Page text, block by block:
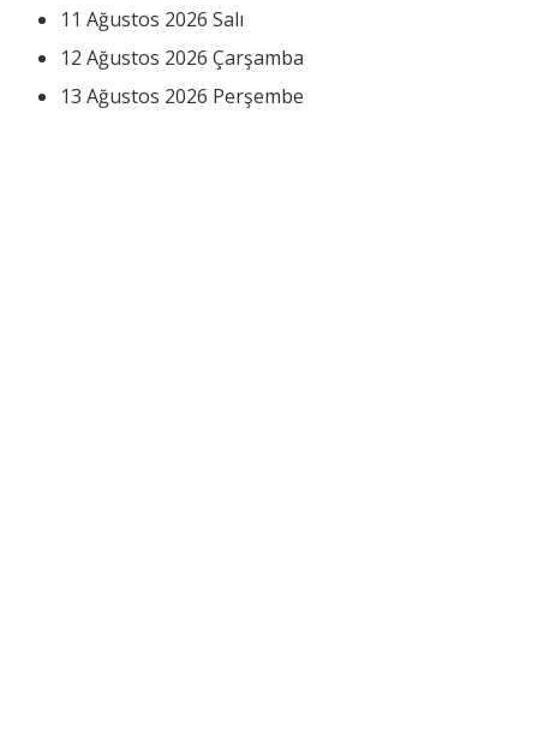
11 Ağustos 2026 Salı
12 Ağustos 2026 Çarşamba
13 Ağustos 2026 Perşembe